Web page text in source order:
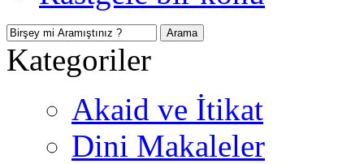
Kategoriler
Akaid ve İtikat
Dini Makaleler